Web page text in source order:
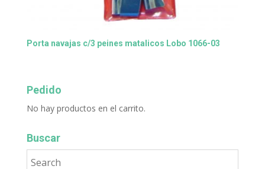
Porta navajas c/3 peines matalicos Lobo 1066-03
Pedido
No hay productos en el carrito.
Buscar